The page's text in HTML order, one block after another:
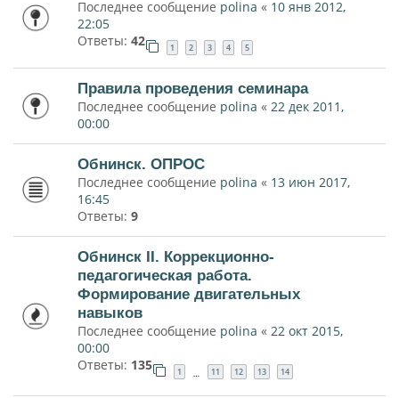
Последнее сообщение polina « 10 янв 2012,
22:05
Ответы: 42 1 2 3 4 5
Правила проведения семинара
Последнее сообщение polina « 22 дек 2011,
00:00
Обнинск. ОПРОС
Последнее сообщение polina « 13 июн 2017,
16:45
Ответы: 9
Обнинск II. Коррекционно-
педагогическая работа.
Формирование двигательных
навыков
Последнее сообщение polina « 22 окт 2015,
00:00
Ответы: 135 1 … 11 12 13 14